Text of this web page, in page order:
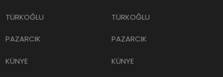
TÜRKOĞLU
PAZARCIK
KÜNYE
TÜRKOĞLU
PAZARCIK
KÜNYE